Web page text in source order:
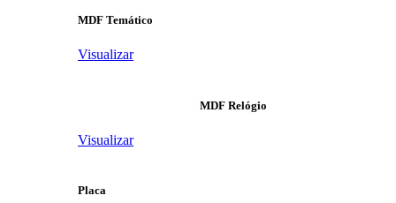
MDF Temático
Visualizar
MDF Relógio
Visualizar
Placa